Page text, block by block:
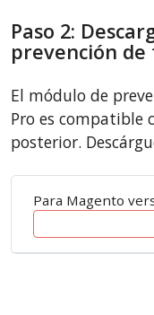
Paso 2:
prevención de
El módulo de
Pro es compatible
posterior.
Para Magento